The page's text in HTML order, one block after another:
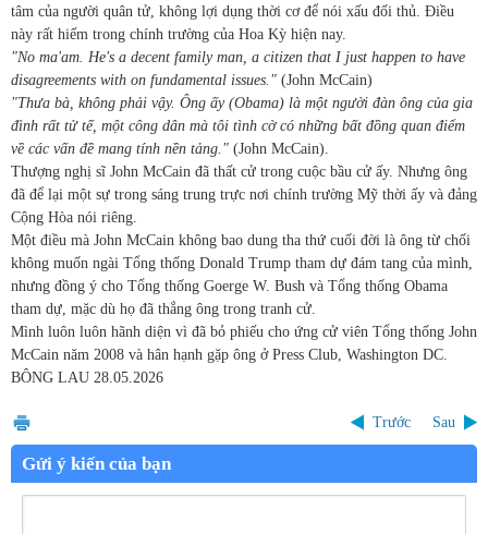
tâm của người quân tử, không lợi dụng thời cơ để nói xấu đối thủ. Điều
này rất hiếm trong chính trường của Hoa Kỳ hiện nay.
"No ma'am. He's a decent family man, a citizen that I just happen to have
disagreements with on fundamental issues." (John McCain)
"Thưa bà, không phải vậy. Ông ấy (Obama) là một người đàn ông của gia
đình rất tử tế, một công dân mà tôi tình cờ có những bất đồng quan điểm
về các vấn đề mang tính nền tảng." (John McCain).
Thượng nghị sĩ John McCain đã thất cử trong cuộc bầu cử ấy. Nhưng ông
đã để lại một sự trong sáng trung trực nơi chính trường Mỹ thời ấy và đảng
Cộng Hòa nói riêng.
Một điều mà John McCain không bao dung tha thứ cuối đời là ông từ chối
không muốn ngài Tổng thống Donald Trump tham dự đám tang của mình,
nhưng đồng ý cho Tổng thống Goerge W. Bush và Tổng thống Obama
tham dự, mặc dù họ đã thắng ông trong tranh cử.
Mình luôn luôn hãnh diện vì đã bỏ phiếu cho ứng cử viên Tổng thống John
McCain năm 2008 và hân hạnh gặp ông ở Press Club, Washington DC.
BÔNG LAU 28.05.2026
Trước Sau
Gửi ý kiến của bạn